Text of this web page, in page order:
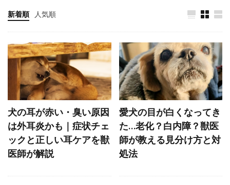
レントゲン
レントゲン検査
ワクチン
ワクチンプログラム
ワクチン接種
ワンツー・ルーティン
一時預かり
一貫性
上下関係
下痢 不在時間
不安
不安・恐怖
不安感 不安障害
不快感
不調
不足 与え方
中毒
中毒症状
丸飲み 主従関係
主食
新着順 人気順
犬の耳が赤い・臭い原因
は外耳炎かも｜症状チェ
ックと正しい耳ケアを獣
医師が解説
愛犬の目が白くなってき
た…老化？白内障？獣医
師が教える見分け方と対
処法